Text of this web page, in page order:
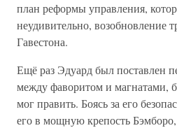
план реформы управления,
неудивительно, возобновление
Гавестона.
Ещё раз Эдуард был поставлен
между фаворитом и магнатами,
мог править. Боясь за его
его в мощную крепость